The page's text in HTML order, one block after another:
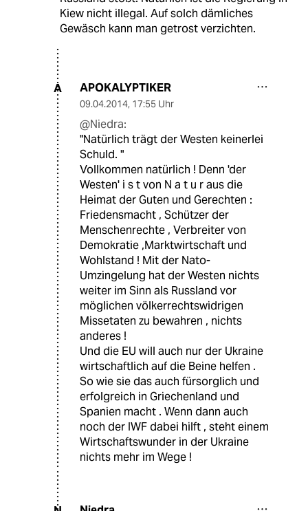
Kiew nicht illegal. Auf solch dämliches
Gewäsch kann man getrost verzichten.
A APOKALYPTIKER
09.04.2014, 17:55 Uhr
@Niedra:
"Natürlich trägt der Westen keinerlei
Schuld. "
Vollkommen natürlich ! Denn 'der
Westen' i s t von N a t u r aus die
Heimat der Guten und Gerechten :
Friedensmacht , Schützer der
Menschenrechte , Verbreiter von
Demokratie ,Marktwirtschaft und
Wohlstand ! Mit der Nato-
Umzingelung hat der Westen nichts
weiter im Sinn als Russland vor
möglichen völkerrechtswidrigen
Missetaten zu bewahren , nichts
anderes !
Und die EU will auch nur der Ukraine
wirtschaftlich auf die Beine helfen .
So wie sie das auch fürsorglich und
erfolgreich in Griechenland und
Spanien macht . Wenn dann auch
noch der IWF dabei hilft , steht einem
Wirtschaftswunder in der Ukraine
nichts mehr im Wege !